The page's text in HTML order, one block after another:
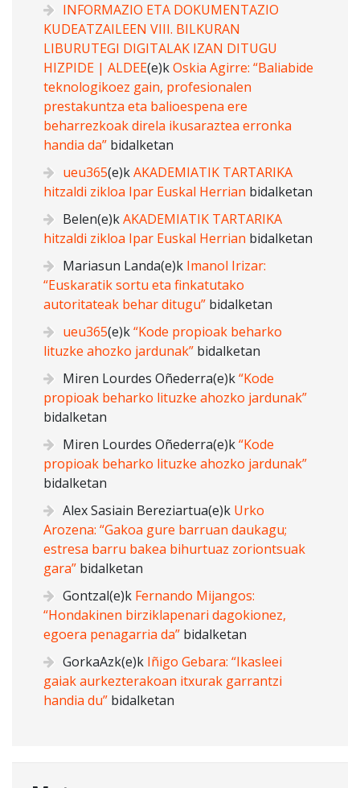
INFORMAZIO ETA DOKUMENTAZIO
KUDEATZAILEEN VIII. BILKURAN
LIBURUTEGI DIGITALAK IZAN DITUGU
HIZPIDE | ALDEE(e)kOskia Agirre: “Baliabide
teknologikoez gain, profesionalen
prestakuntza eta balioespena ere
beharrezkoak direla ikusaraztea erronka
handia da” bidalketan
ueu365(e)kAKADEMIATIK TARTARIKA
hitzaldi zikloa Ipar Euskal Herrian bidalketan
Belen(e)kAKADEMIATIK TARTARIKA
hitzaldi zikloa Ipar Euskal Herrian bidalketan
Mariasun Landa(e)k Imanol Irizar:
“Euskaratik sortu eta finkatutako
autoritateak behar ditugu” bidalketan
ueu365(e)k“Kode propioak beharko
lituzke ahozko jardunak” bidalketan
Miren Lourdes Oñederra(e)k“Kode
propioak beharko lituzke ahozko jardunak”
bidalketan
Miren Lourdes Oñederra(e)k“Kode
propioak beharko lituzke ahozko jardunak”
bidalketan
Alex Sasiain Bereziartua(e)k Urko
Arozena: “Gakoa gure barruan daukagu;
estresa barru bakea bihurtuaz zoriontsuak
gara” bidalketan
Gontzal(e)k Fernando Mijangos:
“Hondakinen birziklapenari dagokionez,
egoera penagarria da” bidalketan
GorkaAzk(e)k Iñigo Gebara: “Ikasleei
gaiak aurkezterakoan itxurak garrantzi
handia du” bidalketan